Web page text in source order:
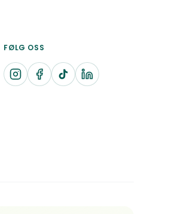
FØLG OSS